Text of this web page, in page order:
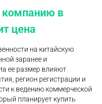
компанию в
цена
на китайскую
заранее и
ее размер влияют
регион регистрации и
к ведению коммерческой
планирует купить